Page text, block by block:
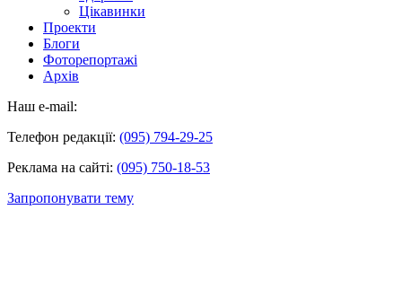
Цікавинки
Проекти
Блоги
Фоторепортажі
Архів
Наш e-mail:
Телефон редакції: (095) 794-29-25
Реклама на сайті: (095) 750-18-53
Запропонувати тему